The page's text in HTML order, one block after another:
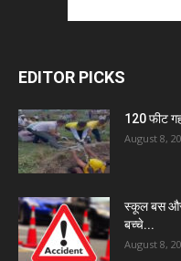
EDITOR PICKS
120 फीट
August 8,
स्कूल बस
बच्चे...
August 8,